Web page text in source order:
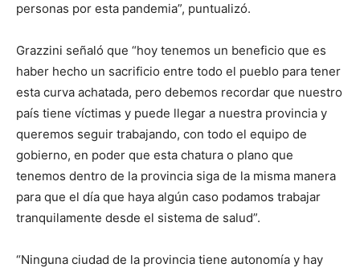
personas por esta pandemia”, puntualizó.
Grazzini señaló que “hoy tenemos un beneficio que es
haber hecho un sacrificio entre todo el pueblo para tener
esta curva achatada, pero debemos recordar que nuestro
país tiene víctimas y puede llegar a nuestra provincia y
queremos seguir trabajando, con todo el equipo de
gobierno, en poder que esta chatura o plano que
tenemos dentro de la provincia siga de la misma manera
para que el día que haya algún caso podamos trabajar
tranquilamente desde el sistema de salud”.
“Ninguna ciudad de la provincia tiene autonomía y hay